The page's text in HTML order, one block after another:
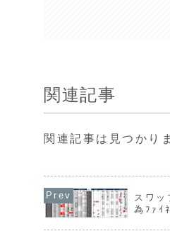
関連記事
関連記事は見つかり
スワ
為ﾌｧｲ